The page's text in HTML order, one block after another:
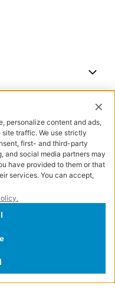
Fisc. e P.IVA IT04572300962 -